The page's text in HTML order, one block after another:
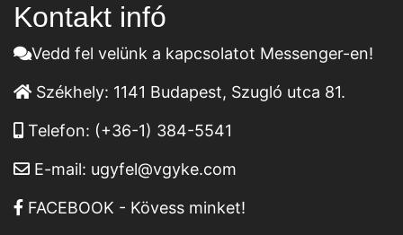
Kontakt infó
Vedd fel velünk a kapcsolatot Messenger-en!
Székhely: 1141 Budapest, Szugló utca 81.
Telefon: (+36-1) 384-5541
E-mail: ugyfel@vgyke.com
FACEBOOK - Kövess minket!